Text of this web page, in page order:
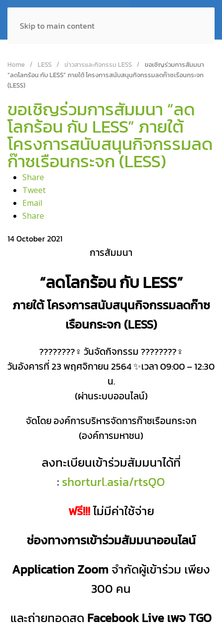
Skip to main content
Home LESS ข่าวสารและกิจกรรม LESS
ขอเชิญร่วมการสัมมนา
“ลดโลกร้อน กับ LESS” ภายใต้ โครงการสนับสนุนกิจกรรมลดก๊าซเรือนกระจก
(LESS)
ขอเชิญร่วมการสัมมนา “ลด
โลกร้อน กับ LESS” ภายใต้
โครงการสนับสนุนกิจกรรมลด
ก๊าซเรือนกระจก (LESS)
Share
Tweet
Email
Share
14 October 2021
การสัมมนา
“ลดโลกร้อน กับ LESS”
ภายใต้ โครงการสนับสนุนกิจกรรมลดก๊าซ
เรือนกระจก (LESS)
????????‍♀️ วันจัดกิจกรรม ????????‍♀️
วันอังคารที่ 23 พฤศจิกายน 2564 ✨เวลา 09:00 – 12:30
น.
(ผ่านระบบออนไลน์)
จัดโดย องค์การบริหารจัดการก๊าซเรือนกระจก
(องค์การมหาชน)
ลงทะเบียนเข้าร่วมสัมมนาได้ที่
: shorturl.asia/rtsQO
ฟรี!!!ไม่มีค่าใช้จ่าย
ช่องทางการเข้าร่วมสัมมนาออนไลน์
Application Zoom จำกัดผู้เข้าร่วม เพียง
300 คน
และถ่ายทอดสด Facebook Live เพจ TGO